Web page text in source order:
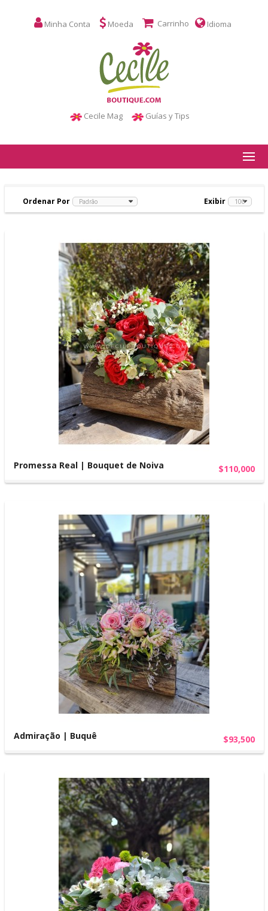
Minha Conta Moeda Carrinho Idioma
Cecile Mag Guías y Tips
Ordenar Por Exibir
Promessa Real | Bouquet de Noiva $110,000
Admiração | Buquê $93,500